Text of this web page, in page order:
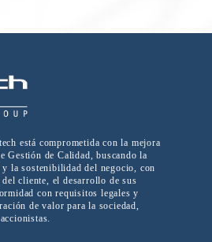
está comprometida con la mejora
Gestión de Calidad, buscando la
y la sostenibilidad del negocio, con
cliente, el desarrollo de sus
con requisitos legales y
de valor para la sociedad,